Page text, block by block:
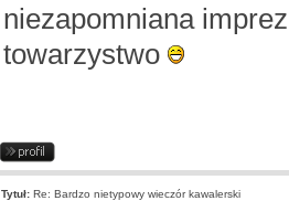
niezapomniana
towarzystwo
Tytuł: Re: Bardzo nietypowy wieczór kawalerski